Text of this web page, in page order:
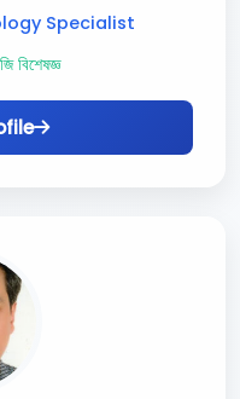
Specialist
বিশেষজ্ঞ